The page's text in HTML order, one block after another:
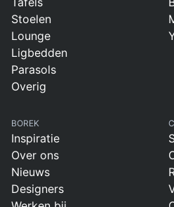
Stoelen
Lounge
Ligbedden
Parasols
Overig
BOREK
Inspiratie
Over ons
Nieuws
Designers